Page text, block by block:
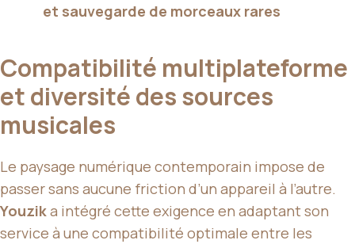
et sauvegarde de morceaux rares
Compatibilité multiplateforme
et diversité des sources
musicales
Le paysage numérique contemporain impose de
passer sans aucune friction d’un appareil à l’autre.
Youzika intégré cette exigence en adaptant son
service à une compatibilité optimale entre les